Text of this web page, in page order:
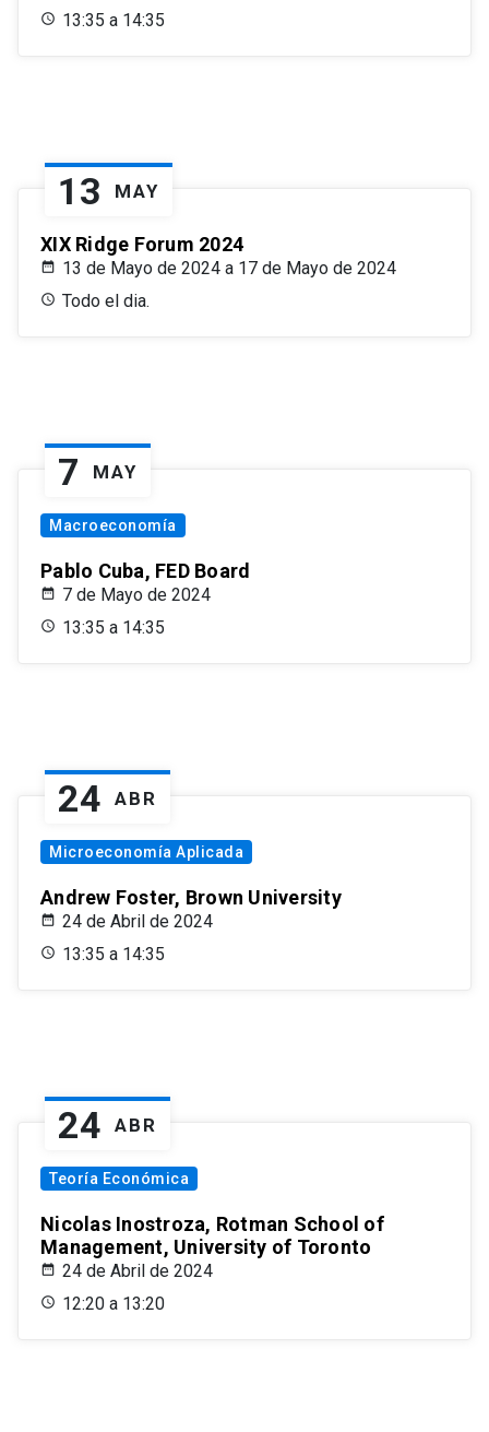
13:35 a 14:35
13 MAY
XIX Ridge Forum 2024
13 de Mayo de 2024 a 17 de Mayo de 2024
Todo el dia.
7 MAY
Macroeconomía
Pablo Cuba, FED Board
7 de Mayo de 2024
13:35 a 14:35
24 ABR
Microeconomía Aplicada
Andrew Foster, Brown University
24 de Abril de 2024
13:35 a 14:35
24 ABR
Teoría Económica
Nicolas Inostroza, Rotman School of
Management, University of Toronto
24 de Abril de 2024
12:20 a 13:20